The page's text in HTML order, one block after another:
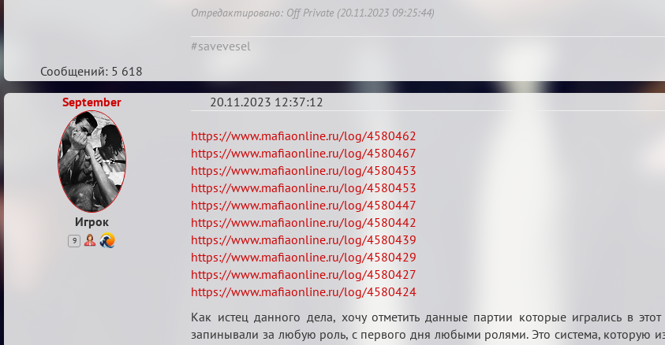
Отредактировано: Off Private (20.11.2023 09:25:44)
#savevesel
Сообщений: 5 618
September
Игрок
9
20.11.2023 12:37:12
Re:
Апелляция
по
делу
Я
Асскело,
перечень
миров,
Gover
Man
https://www.mafiaonline.ru/log/4580462
https://www.mafiaonline.ru/log/4580467
https://www.mafiaonline.ru/log/4580453
https://www.mafiaonline.ru/log/4580453
https://www.mafiaonline.ru/log/4580447
https://www.mafiaonline.ru/log/4580442
https://www.mafiaonline.ru/log/4580439
https://www.mafiaonline.ru/log/4580429
https://www.mafiaonline.ru/log/4580427
https://www.mafiaonline.ru/log/4580424
Как истец данного дела, хочу отметить данные партии которые игрались в
запинывали за любую роль, с первого дня любыми ролями. Это система, которую